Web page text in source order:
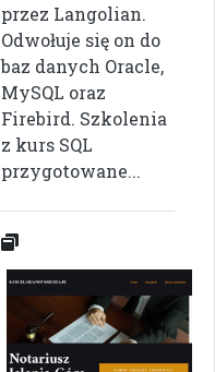
przez Langolian.
Odwołuje się on do
baz danych Oracle,
MySQL oraz
Firebird. Szkolenia
z kurs SQL
przygotowane...